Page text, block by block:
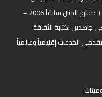
التطوير , لذلك نحن في 2018 نقدم تقنية ( عشاق الجنان سابقاً 2006 –
جاهدين لكتابة الثقافة
الخدمات إقليمياً وعالمياً